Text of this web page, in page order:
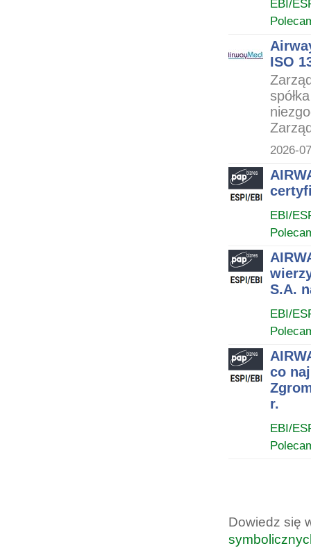
EBI/
ISO
2026-
EBI/
S.A.
EBI/
co
r.
EBI/
Dowiedz się